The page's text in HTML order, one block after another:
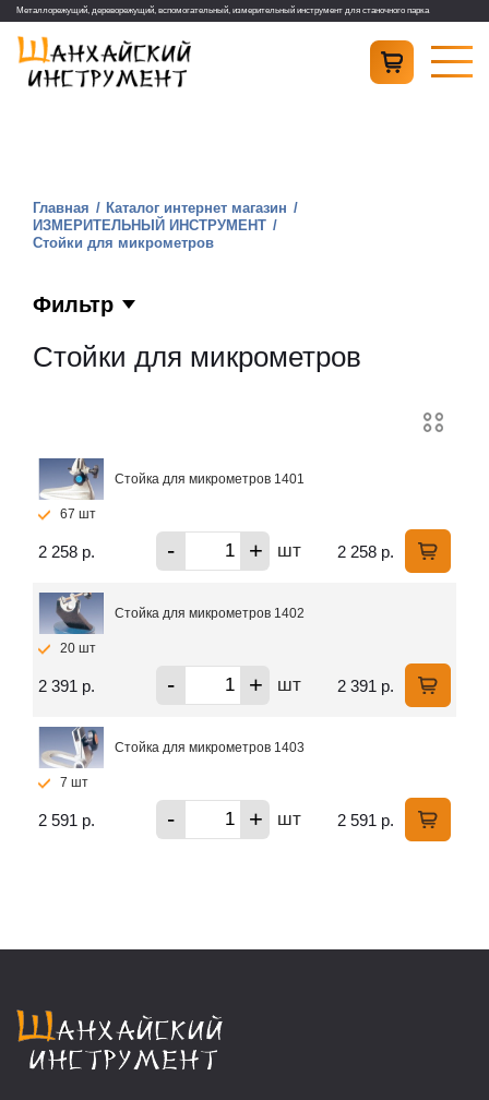
Металлорежущий, дереворежущий, вспомогательный, измерительный инструмент для станочного парка
Главная
Каталог интернет магазин
ИЗМЕРИТЕЛЬНЫЙ ИНСТРУМЕНТ
Стойки для микрометров
Фильтр
Стойки для микрометров
Стойка для микрометров 1401
67 шт
2 258 р. - + шт 2 258 р.
Стойка для микрометров 1402
20 шт
2 391 р. - + шт 2 391 р.
Стойка для микрометров 1403
7 шт
2 591 р. - + шт 2 591 р.